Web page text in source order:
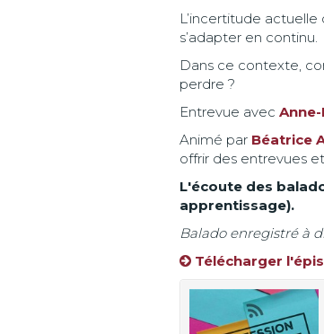
L’incertitude
s’adapter en continu.
Dans ce contexte,
perdre ?
Entrevue avec
Animé par Béatrice
offrir des entrevues
L'écoute des
apprentissage).
Balado enregistré à
Télécharger